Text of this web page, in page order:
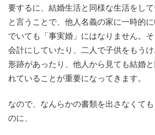
要するに、結婚生活と同様な生活をし
と言うことで、他人名義の家に一時的
でいても「事実婚」にはなりません。
会計にしていたり、二人で子供をもう
形跡があったり、他人から見ても結婚
れていることが重要になってきます。
なので、なんらかの書類を出さなくて
のに、